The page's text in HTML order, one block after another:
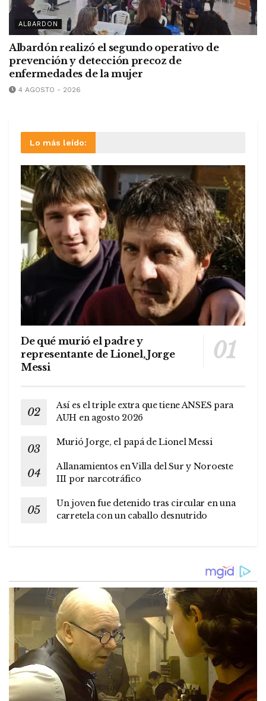
ALBARDON
Albardón realizó el segundo operativo de
prevención y detección precoz de
enfermedades de la mujer
4 AGOSTO - 2026
Lo más leído:
De qué murió el padre y
representante de Lionel, Jorge
Messi
Así es el triple extra que tiene ANSES para
AUH en agosto 2026
Murió Jorge, el papá de Lionel Messi
Allanamientos en Villa del Sur y Noroeste
III por narcotráfico
Un joven fue detenido tras circular en una
carretela con un caballo desnutrido